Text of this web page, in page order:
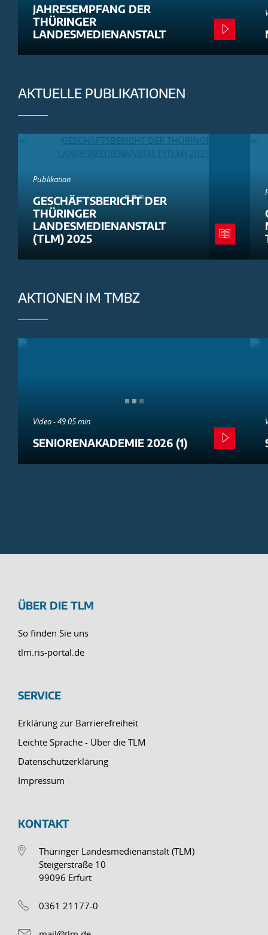
JAHRESEMPFANG DER
THÜRINGER
LANDESMEDIENANSTALT
AKTUELLE PUBLIKATIONEN
Publikation
GESCHÄFTSBERICHT DER
THÜRINGER
LANDESMEDIENANSTALT
(TLM) 2025
AKTIONEN IM TMBZ
Video - 49:05 min
SENIORENAKADEMIE 2026 (1)
ÜBER DIE TLM
So finden Sie uns
tlm.ris-portal.de
SERVICE
Erklärung zur Barrierefreiheit
Leichte Sprache - Über die TLM
Datenschutzerklärung
Impressum
KONTAKT
Thüringer Landesmedienanstalt (TLM)
Steigerstraße 10
99096 Erfurt
0361 21177-0